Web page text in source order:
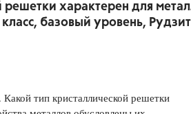
Школа
Разумовская М.М.,Габриелян
решетки характерен для
базовый уровень,
тип кристаллической решетки